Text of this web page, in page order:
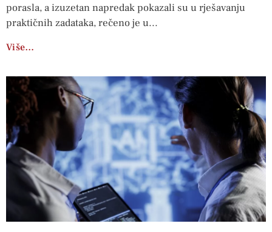
porasla, a izuzetan napredak pokazali su u rješavanju
praktičnih zadataka, rečeno je u
Više…